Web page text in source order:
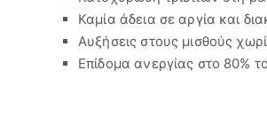
Καμία άδεια σε αργία και
Αυξήσεις στους μισθούς
Επίδομα ανεργίας στο 80%